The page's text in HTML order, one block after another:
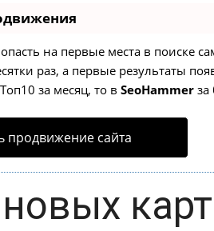
на первые места в поиске
раз, а первые результаты
за месяц, то в SeoHammer за
продвижение сайта